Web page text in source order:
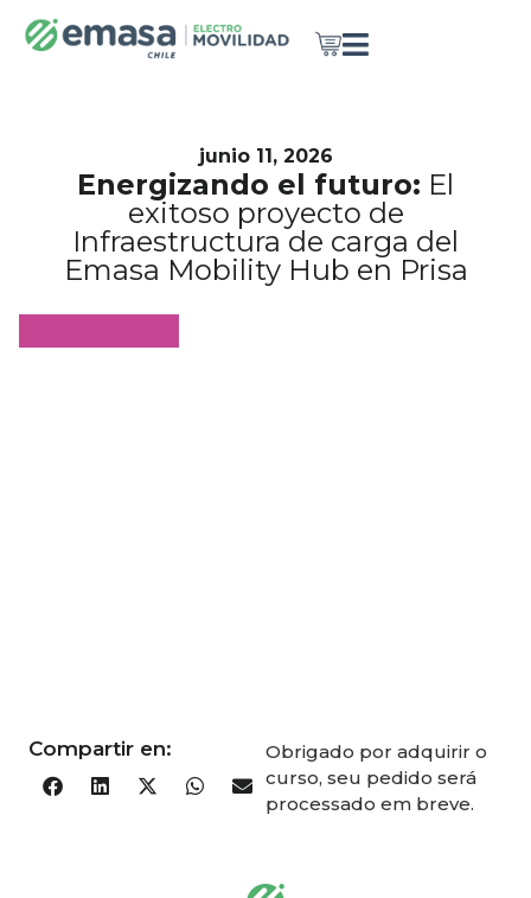
junio 11, 2026
Energizando el futuro: El
exitoso proyecto de
Infraestructura de carga del
Emasa Mobility Hub en Prisa
Compartir en:
Obrigado por adquirir o
curso, seu pedido será
processado em breve.